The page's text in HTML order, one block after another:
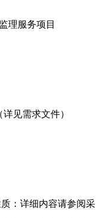
理服务项目
见需求文件）
：详细内容请参阅采